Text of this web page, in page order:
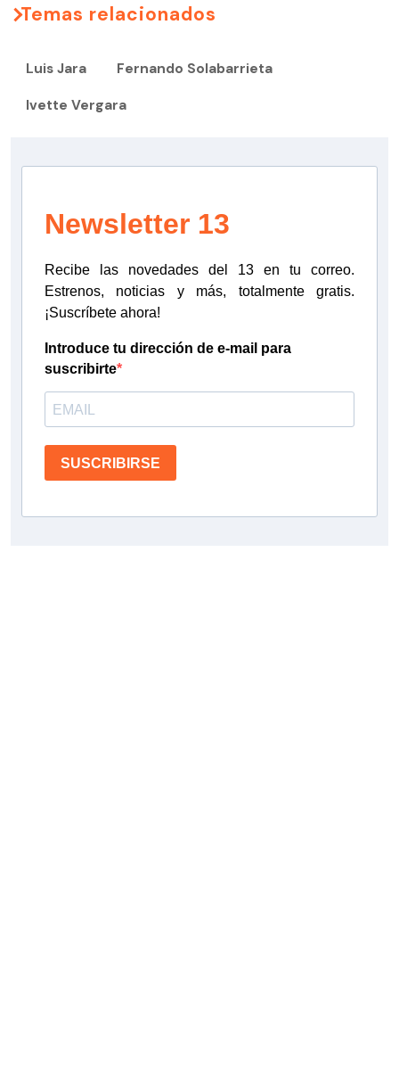
Temas relacionados
Luis Jara Fernando Solabarrieta
Ivette Vergara
Newsletter 13
Recibe las novedades del 13 en tu correo.
Estrenos, noticias y más, totalmente gratis.
¡Suscríbete ahora!
Introduce tu dirección de e-mail para
suscribirte
SUSCRIBIRSE